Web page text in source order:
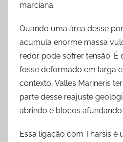
marciana.
Quando uma área desse
acumula enorme massa
redor pode sofrer tensão. É
fosse deformado em larga
contexto, Valles Marineris
parte desse reajuste
abrindo e blocos
Essa ligação com Tharsis é